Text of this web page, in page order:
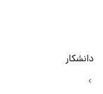
دانشکار